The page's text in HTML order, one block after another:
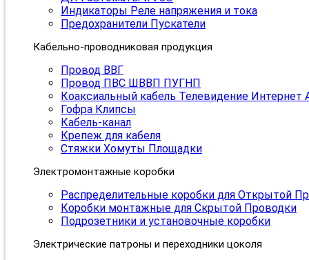
Индикаторы Реле напряжения и тока
Предохранители Пускатели
Кабельно-проводниковая продукция
Провод ВВГ
Провод ПВС ШВВП ПУГНП
Коаксиальный кабель Телевидение Интернет
Гофра Клипсы
Кабель-канал
Крепеж для кабеля
Стяжки Хомуты Площадки
Электромонтажные коробки
Распределительные коробки для Открытой
Коробки монтажные для Скрытой Проводки
Подрозетники и установочные коробки
Электрические патроны и переходники цоколя